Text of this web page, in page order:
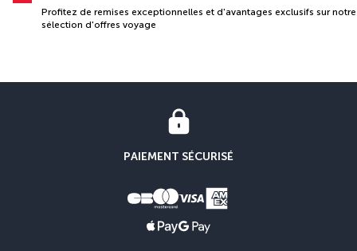
Profitez de remises exceptionnelles et d'avantages exclusifs sur notre
sélection d'offres voyage
PAIEMENT SÉCURISÉ